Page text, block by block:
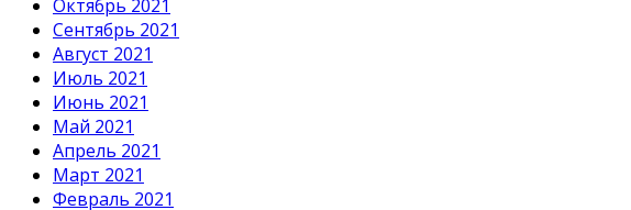
Октябрь 2021
Сентябрь 2021
Август 2021
Июль 2021
Июнь 2021
Май 2021
Апрель 2021
Март 2021
Февраль 2021